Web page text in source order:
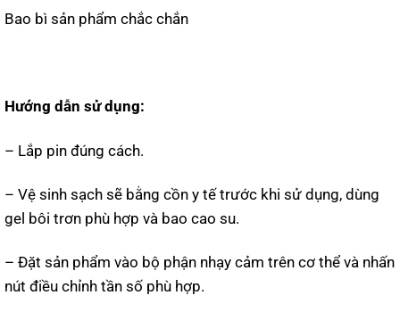
Bao bì sản phẩm chắc chắn
Hướng dẫn sử dụng:
– Lắp pin đúng cách.
– Vệ sinh sạch sẽ bằng cồn y tế trước khi sử dụng, dùng
gel bôi trơn phù hợp và bao cao su.
– Đặt sản phẩm vào bộ phận nhạy cảm trên cơ thể và nhấn
nút điều chỉnh tần số phù hợp.